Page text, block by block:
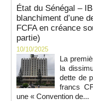
État du Sénégal –
blanchiment d’une
FCFA en créance
partie)
10/10/2025
La
la
dette de
francs
une « Convention de...